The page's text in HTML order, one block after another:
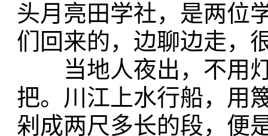
头月亮田学社，是两位
们回来的，边聊边走，
当地人夜出，不用灯
把。川江上水行船，用
剁成两尺多长的段，便